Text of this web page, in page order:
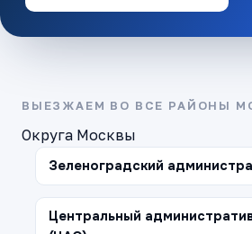
ВЫЕЗЖАЕМ ВО ВСЕ РАЙОНЫ
Округа Москвы
Зеленоградский
Центральный